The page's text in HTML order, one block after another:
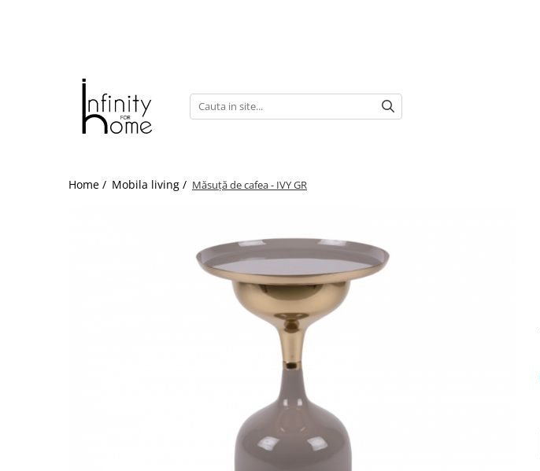
Biblioteci și rafturi
Covoare livingHome / Mobila living / Măsuță de cafea - IVY GR